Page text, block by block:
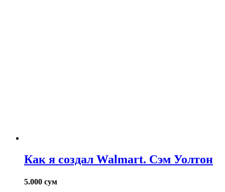
Как я создал Walmart. Сэм Уолтон
5.000 сум